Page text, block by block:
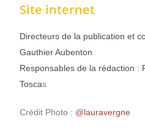
Site internet
Directeurs de la publication et
Gauthier Aubenton
Responsables de la rédaction :
Toscas
Crédit Photo : @lauravergne